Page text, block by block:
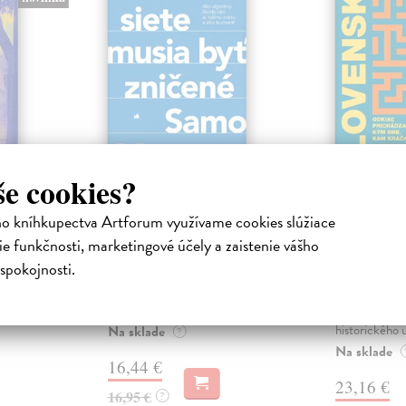
cookies?
kníhkupectva Artforum využívame cookies slúžiace
funkčnosti, marketingové účely a zaistenie vášho
o
nejisté
Sociálne siete musia
byť zničené
Marec Samo| Kniha
Sociálne siete nám ubližujú ako
Na sklade ?
16,44 €
16,95 € ?
sme.
publikácia
historického
Na sklade
23,16 €